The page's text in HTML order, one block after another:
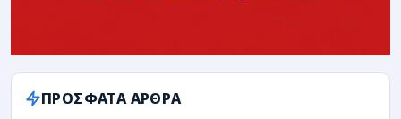
ΠΡΟΣΦΑΤΑ ΑΡΘΡΑ